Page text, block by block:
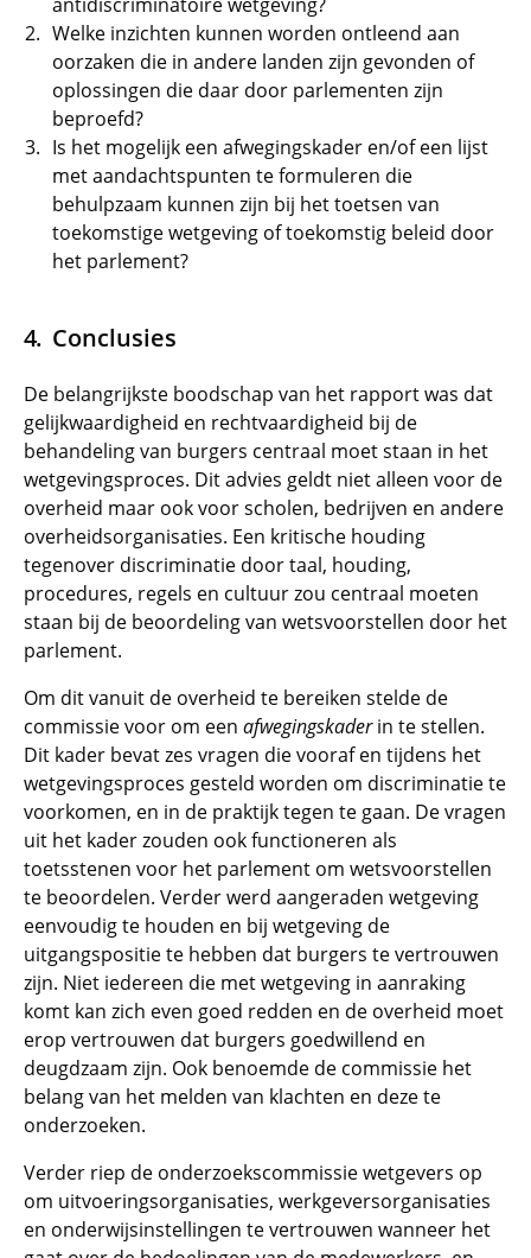
Welke inzichten kunnen worden ontleend aan
oorzaken die in andere landen zijn gevonden of
oplossingen die daar door parlementen zijn
beproefd?
Is het mogelijk een afwegingskader en/of een lijst
met aandachtspunten te formuleren die
behulpzaam kunnen zijn bij het toetsen van
toekomstige wetgeving of toekomstig beleid door
het parlement?
Conclusies
De belangrijkste boodschap van het rapport was dat
gelijkwaardigheid en rechtvaardigheid bij de
behandeling van burgers centraal moet staan in het
wetgevingsproces. Dit advies geldt niet alleen voor de
overheid maar ook voor scholen, bedrijven en andere
overheidsorganisaties. Een kritische houding
tegenover discriminatie door taal, houding,
procedures, regels en cultuur zou centraal moeten
staan bij de beoordeling van wetsvoorstellen door het
parlement.
Om dit vanuit de overheid te bereiken stelde de
commissie voor om een afwegingskaderin te stellen.
Dit kader bevat zes vragen die vooraf en tijdens het
wetgevingsproces gesteld worden om discriminatie te
voorkomen, en in de praktijk tegen te gaan. De vragen
uit het kader zouden ook functioneren als
toetsstenen voor het parlement om wetsvoorstellen
te beoordelen. Verder werd aangeraden wetgeving
eenvoudig te houden en bij wetgeving de
uitgangspositie te hebben dat burgers te vertrouwen
zijn. Niet iedereen die met wetgeving in aanraking
komt kan zich even goed redden en de overheid moet
erop vertrouwen dat burgers goedwillend en
deugdzaam zijn. Ook benoemde de commissie het
belang van het melden van klachten en deze te
onderzoeken.
Verder riep de onderzoekscommissie wetgevers op
om uitvoeringsorganisaties, werkgeversorganisaties
en onderwijsinstellingen te vertrouwen wanneer het